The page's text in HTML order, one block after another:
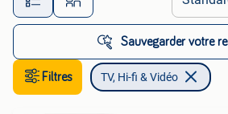
Sauvegarder votre
Filtres TV, Hi-fi & Vidéo